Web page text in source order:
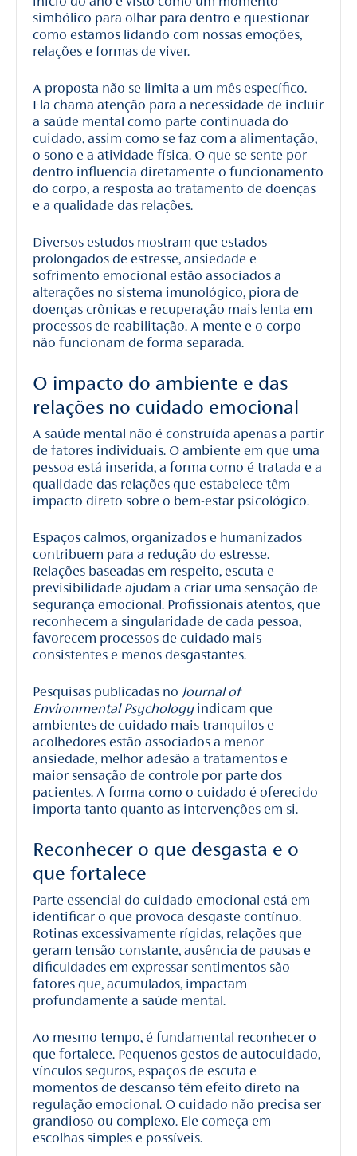
simbólico para olhar para dentro e questionar
como estamos lidando com nossas emoções,
relações e formas de viver.
A proposta não se limita a um mês específico.
Ela chama atenção para a necessidade de incluir
a saúde mental como parte continuada do
cuidado, assim como se faz com a alimentação,
o sono e a atividade física. O que se sente por
dentro influencia diretamente o funcionamento
do corpo, a resposta ao tratamento de doenças
e a qualidade das relações.
Diversos estudos mostram que estados
prolongados de estresse, ansiedade e
sofrimento emocional estão associados a
alterações no sistema imunológico, piora de
doenças crônicas e recuperação mais lenta em
processos de reabilitação. A mente e o corpo
não funcionam de forma separada.
O impacto do ambiente e das
relações no cuidado emocional
A saúde mental não é construída apenas a partir
de fatores individuais. O ambiente em que uma
pessoa está inserida, a forma como é tratada e a
qualidade das relações que estabelece têm
impacto direto sobre o bem-estar psicológico.
Espaços calmos, organizados e humanizados
contribuem para a redução do estresse.
Relações baseadas em respeito, escuta e
previsibilidade ajudam a criar uma sensação de
segurança emocional. Profissionais atentos, que
reconhecem a singularidade de cada pessoa,
favorecem processos de cuidado mais
consistentes e menos desgastantes.
Pesquisas publicadas no Journal of
Environmental Psychologyindicam que
ambientes de cuidado mais tranquilos e
acolhedores estão associados a menor
ansiedade, melhor adesão a tratamentos e
maior sensação de controle por parte dos
pacientes. A forma como o cuidado é oferecido
importa tanto quanto as intervenções em si.
Reconhecer o que desgasta e o
que fortalece
Parte essencial do cuidado emocional está em
identificar o que provoca desgaste contínuo.
Rotinas excessivamente rígidas, relações que
geram tensão constante, ausência de pausas e
dificuldades em expressar sentimentos são
fatores que, acumulados, impactam
profundamente a saúde mental.
Ao mesmo tempo, é fundamental reconhecer o
que fortalece. Pequenos gestos de autocuidado,
vínculos seguros, espaços de escuta e
momentos de descanso têm efeito direto na
regulação emocional. O cuidado não precisa ser
grandioso ou complexo. Ele começa em
escolhas simples e possíveis.